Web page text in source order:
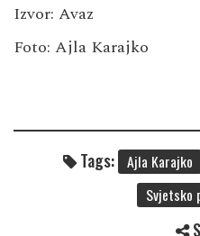
Izvor: Avaz
Foto: Ajla Karajko
Tags: Ajla Karajko
Svjetsko